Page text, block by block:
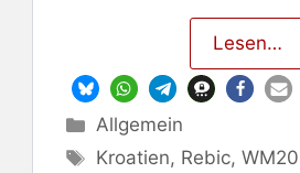
Lesen…
Kategorien
Allgemein
Schlagwörter
Kroatien, Rebic,